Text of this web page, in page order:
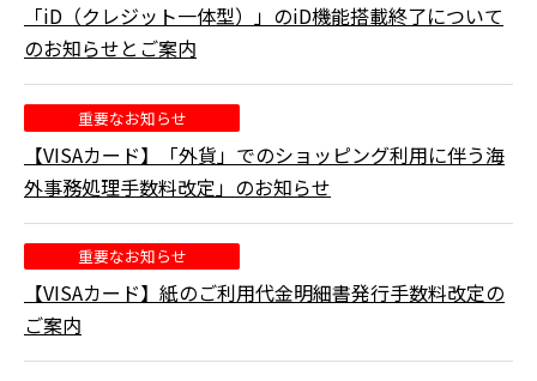
「iD（クレジット一体型）」のiD機能搭載終了について
のお知らせとご案内
重要なお知らせ
【VISAカード】「外貨」でのショッピング利用に伴う海
外事務処理手数料改定」のお知らせ
重要なお知らせ
【VISAカード】紙のご利用代金明細書発行手数料改定の
ご案内